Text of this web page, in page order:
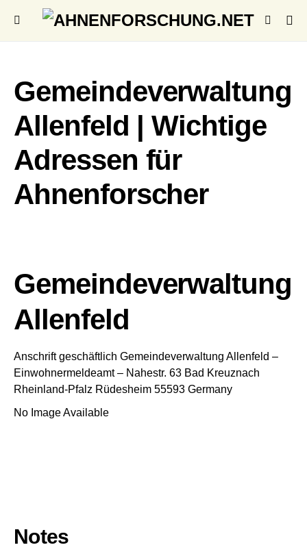
Gemeindeverwaltung
Allenfeld | Wichtige
Adressen für
Ahnenforscher
Gemeindeverwaltung
Allenfeld
Anschrift geschäftlich Gemeindeverwaltung Allenfeld –
Einwohnermeldeamt – Nahestr. 63 Bad Kreuznach
Rheinland-Pfalz Rüdesheim 55593 Germany
No Image Available
Notes